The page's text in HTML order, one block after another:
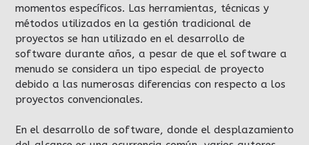
momentos específicos. Las herramientas, técnicas y
métodos utilizados en la gestión tradicional de
proyectos se han utilizado en el desarrollo de
software durante años, a pesar de que el software a
menudo se considera un tipo especial de proyecto
debido a las numerosas diferencias con respecto a los
proyectos convencionales.
En el desarrollo de software, donde el desplazamiento